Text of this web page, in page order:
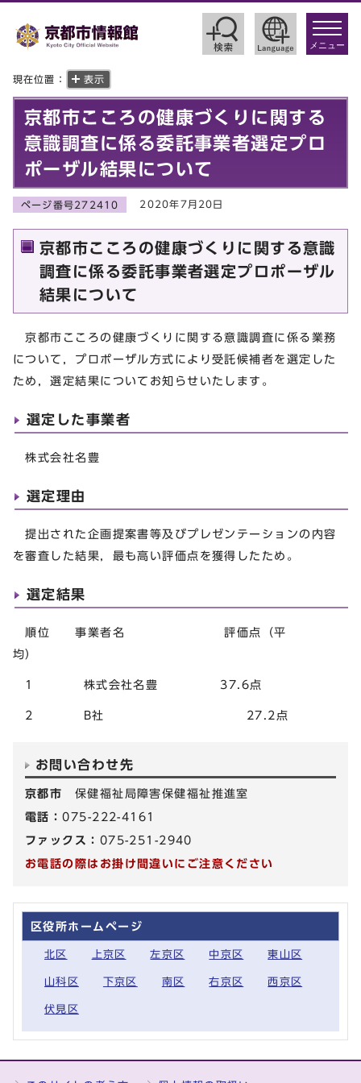
toggle
メニュー
現在位置： 表示
京都市こころの健康づくりに関する
意識調査に係る委託事業者選定プロ
ポーザル結果について
ページ番号272410 2020年7月20日
京都市こころの健康づくりに関する意識
調査に係る委託事業者選定プロポーザル
結果について
京都市こころの健康づくりに関する意識調査に係る業務
について，プロポーザル方式により受託候補者を選定した
ため，選定結果についてお知らせいたします。
選定した事業者
株式会社名豊
選定理由
提出された企画提案書等及びプレゼンテーションの内容
を審査した結果，最も高い評価点を獲得したため。
選定結果
順位 事業者名 評価点（平
均）
1 株式会社名豊 37.6点
2 B社 27.2点
お問い合わせ先
京都市 保健福祉局障害保健福祉推進室
電話：075-222-4161
ファックス： 075-251-2940
お電話の際はお掛け間違いにご注意ください
区役所ホームページ
北区 上京区 左京区 中京区 東山区
山科区 下京区 南区 右京区 西京区
伏見区